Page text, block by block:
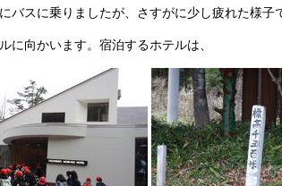
バスに乗りましたが、さすがに少し疲れた様子
に向かいます。宿泊するホテルは、